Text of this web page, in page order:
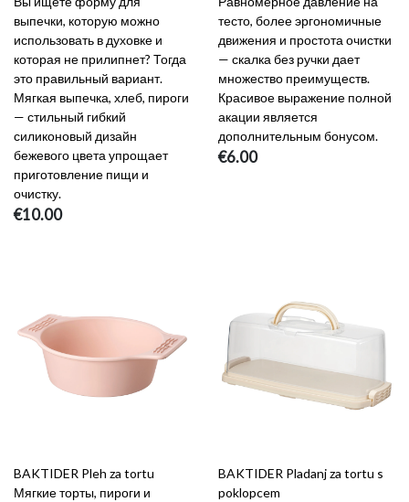
выпечки, которую можно
использовать в духовке и
которая не прилипнет? Тогда
это правильный вариант.
Мягкая выпечка, хлеб, пироги
— стильный гибкий
силиконовый дизайн
бежевого цвета упрощает
приготовление пищи и
очистку.
€10.00
тесто, более эргономичные
движения и простота очистки
— скалка без ручки дает
множество преимуществ.
Красивое выражение полной
акации является
дополнительным бонусом.
€6.00
BAKTIDER Pleh za tortu
Мягкие торты, пироги и
BAKTIDER Pladanj za tortu s
poklopcem